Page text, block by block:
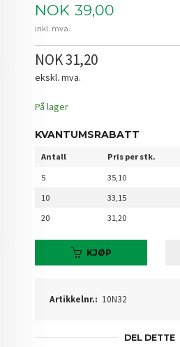
Pris
NOK 39,00
inkl. mva.
NOK 31,20
ekskl. mva.
På lager
KVANTUMSRABATT
Antall Pris per stk.
5
35,10
10
33,15
20
31,20
KJØP
Artikkelnr.: 10N32
DEL DETTE